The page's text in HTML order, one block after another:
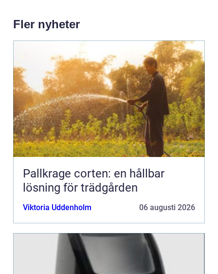
Fler nyheter
Pallkrage corten: en hållbar
lösning för trädgården
Viktoria Uddenholm 06 augusti 2026